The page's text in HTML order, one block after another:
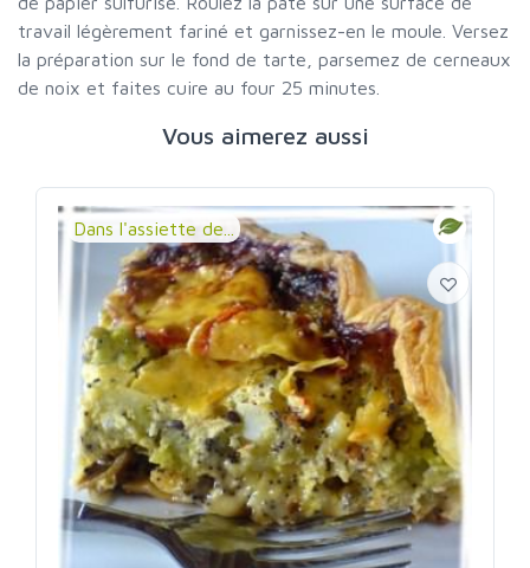
travail légèrement fariné et garnissez-en le moule. Versez
la préparation sur le fond de tarte, parsemez de cerneaux
de noix et faites cuire au four 25 minutes.
Vous aimerez aussi
Dans l'assiette de...